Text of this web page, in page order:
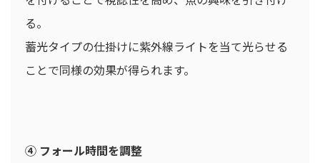
る。
蓄光タイプの仕掛けに紫外線ライトを当て光らせる
ことで同様の効果が得られます。
④ フォール時間を調整